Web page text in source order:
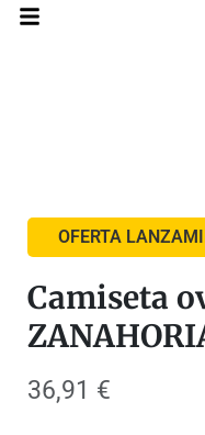
OFERTA
Camiseta
36,91 €